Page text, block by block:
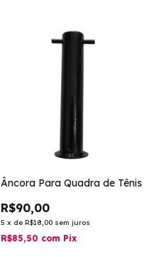
Âncora Para Quadra de Tênis
R$90,00
5 x de R$18,00 sem juros
R$85,50 com Pix